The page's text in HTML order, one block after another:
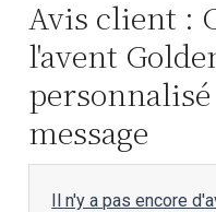
Avis client :
l'avent
message
Il n'y a pas encore